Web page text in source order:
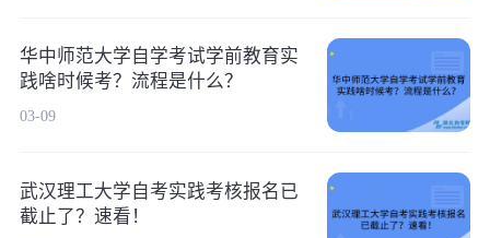
华中师范大学自学考试学前教育实
践啥时候考？流程是什么？
03-09
武汉理工大学自考实践考核报名已
截止了？速看！